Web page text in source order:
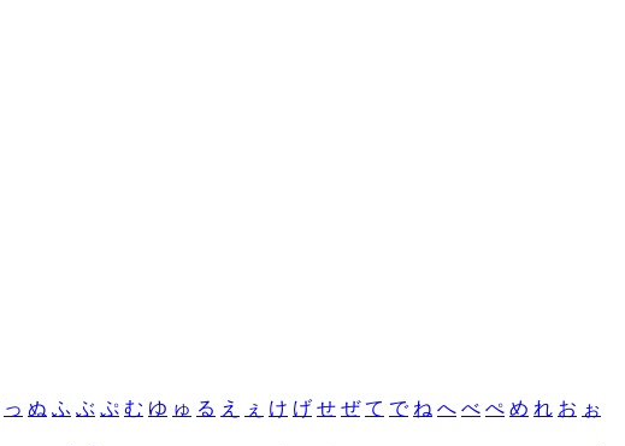
っ ぬ ふ ぶ ぷ む ゆ ゅ る え ぇ け げ せ ぜ て で ね へ べ ぺ め れ お ぉ